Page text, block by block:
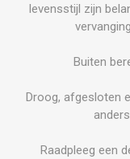
levensstijl zijn
Buiten
Droog, afgesloten
Raadpleeg een